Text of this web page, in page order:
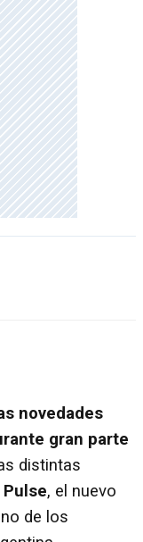
novedades
gran parte
distintas
Pulse, el nuevo
de los